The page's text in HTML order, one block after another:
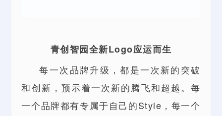
青创智园全新Logo应运而生
每一次品牌升级，都是一次新的突破
和创新，预示着一次新的腾飞和超越。每
一个品牌都有专属于自己的Style，每一个